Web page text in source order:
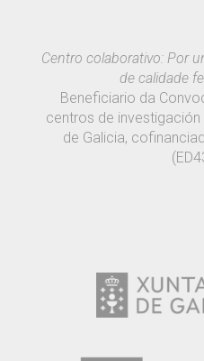
Centro colaborativo: Por
de calidade
Beneficiario da
centros de
de Galicia,